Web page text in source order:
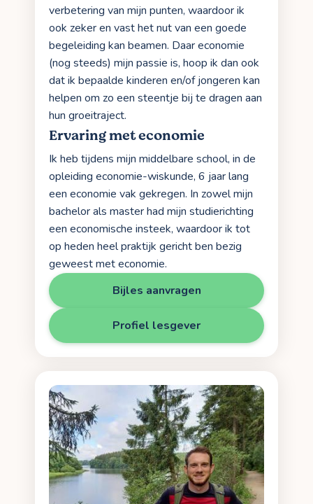
verbetering van mijn punten, waardoor ik
ook zeker en vast het nut van een goede
begeleiding kan beamen. Daar economie
(nog steeds) mijn passie is, hoop ik dan ook
dat ik bepaalde kinderen en/of jongeren kan
helpen om zo een steentje bij te dragen aan
hun groeitraject.
Ervaring met economie
Ik heb tijdens mijn middelbare school, in de
opleiding economie-wiskunde, 6 jaar lang
een economie vak gekregen. In zowel mijn
bachelor als master had mijn studierichting
een economische insteek, waardoor ik tot
op heden heel praktijk gericht ben bezig
geweest met economie.
Bijles aanvragen
Profiel lesgever